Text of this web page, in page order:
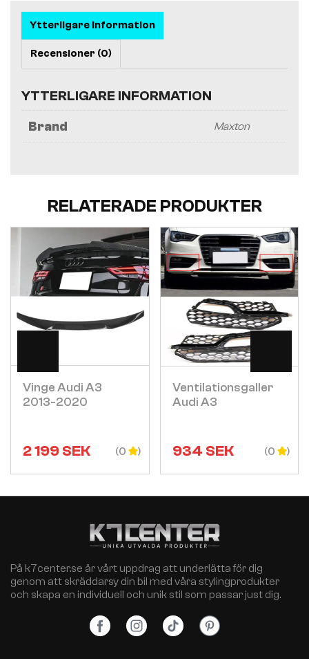
Ytterligare information
Recensioner (0)
YTTERLIGARE INFORMATION
Brand Maxton
RELATERADE PRODUKTER
Vinge Audi A3
2013-2020
2 199SEK (0
Ventilationsgaller
Audi A3
934 SEK (0
Visa
På k7center.se är vårt uppdrag att underlätta för dig
genom att skräddarsy din bil med våra stylingprodukter
och skapa en individuell och unik stil som passar just dig.